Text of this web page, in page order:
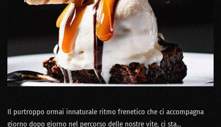
Il purtroppo ormai innaturale ritmo frenetico che ci accompagna
giorno dopo giorno nel percorso delle nostre vite, ci sta...